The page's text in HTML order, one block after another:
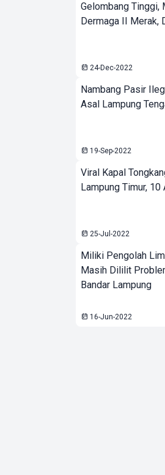
Gelombang Tinggi,
Dermaga II Merak,
24-Dec-2022
Nambang Pasir
Asal Lampung
19-Sep-2022
Viral Kapal
Lampung Timur,
25-Jul-2022
Miliki Pengolah
Masih Dililit
Bandar Lampung
16-Jun-2022